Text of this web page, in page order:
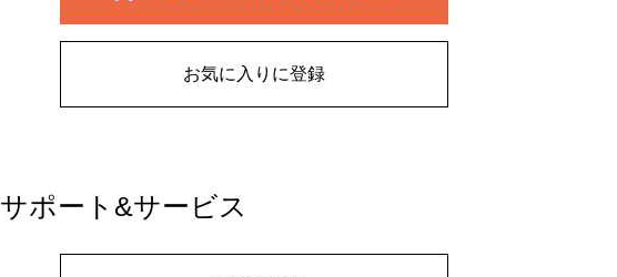
お気に入りに登録
サポート&サービス